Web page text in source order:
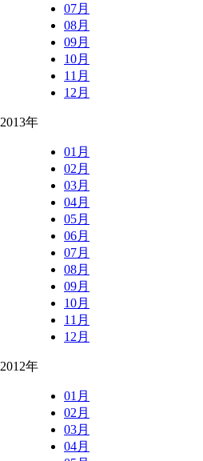
07月
08月
09月
10月
11月
12月
2013年
01月
02月
03月
04月
05月
06月
07月
08月
09月
10月
11月
12月
2012年
01月
02月
03月
04月